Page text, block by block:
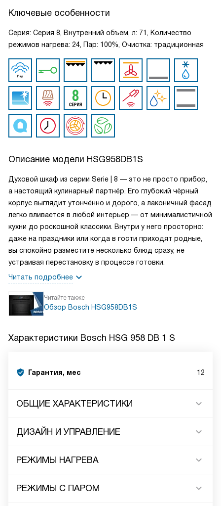
Ключевые особенности
Серия: Серия 8, Внутренний объем, л: 71, Количество
режимов нагрева: 24, Пар: 100%, Очистка: традиционная
Описание модели HSG958DB1S
Духовой шкаф из серии Serie | 8 — это не просто прибор,
а настоящий кулинарный партнёр. Его глубокий чёрный
корпус выглядит утончённо и дорого, а лаконичный фасад
легко вливается в любой интерьер — от минималистичной
кухни до роскошной классики. Внутри у него просторно:
даже на праздники или когда в гости приходят родные,
вы спокойно разместите несколько блюд сразу, не
устраивая перестановку в процессе готовки.
Читать подробнее
Читайте также
Обзор Bosch HSG958DB1S
Характеристики Bosch HSG 958 DB 1 S
Гарантия, мес 12
ОБЩИЕ ХАРАКТЕРИСТИКИ
ДИЗАЙН И УПРАВЛЕНИЕ
РЕЖИМЫ НАГРЕВА
РЕЖИМЫ С ПАРОМ